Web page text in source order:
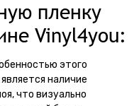
пленку
Vinyl4you:
этого
наличие
что визуально